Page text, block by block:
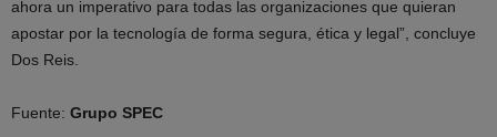
ahora un imperativo para todas las organizaciones que quieran
apostar por la tecnología de forma segura, ética y legal”, concluye
Dos Reis.
Fuente: Grupo SPEC